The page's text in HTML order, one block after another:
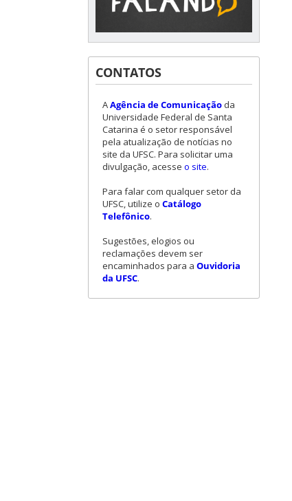
CONTATOS
AAgência de Comunicação da
Universidade Federal de Santa
Catarina é o setor responsável
pela atualização de notícias no
site da UFSC. Para solicitar uma
divulgação, acesse o site.
Para falar com qualquer setor da
UFSC, utilize o Catálogo
Telefônico.
Sugestões, elogios ou
reclamações devem ser
encaminhados para a Ouvidoria
da UFSC.